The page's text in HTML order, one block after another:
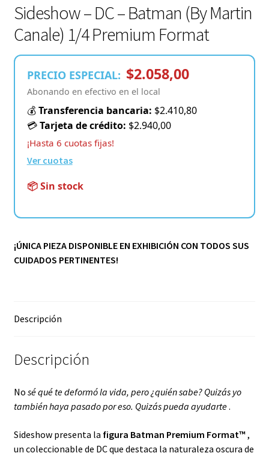
Sideshow – DC – Batman (By Martin
Canale) 1/4 Premium Format
PRECIO ESPECIAL: $2.058,00
Abonando en efectivo en el local
💰Transferencia bancaria: $2.410,80
💳Tarjeta de crédito: $2.940,00
¡Hasta 6 cuotas fijas!
Ver cuotas
📦 Sin stock
¡ÚNICA PIEZA DISPONIBLE EN EXHIBICIÓN CON TODOS SUS
CUIDADOS PERTINENTES!
Descripción
Descripción
No sé qué te deformó la vida, pero ¿quién sabe? Quizás yo
también haya pasado por eso. Quizás pueda ayudarte.
Sideshow presenta la figura Batman Premium Format™,
un coleccionable de DCque destaca la naturaleza oscura de